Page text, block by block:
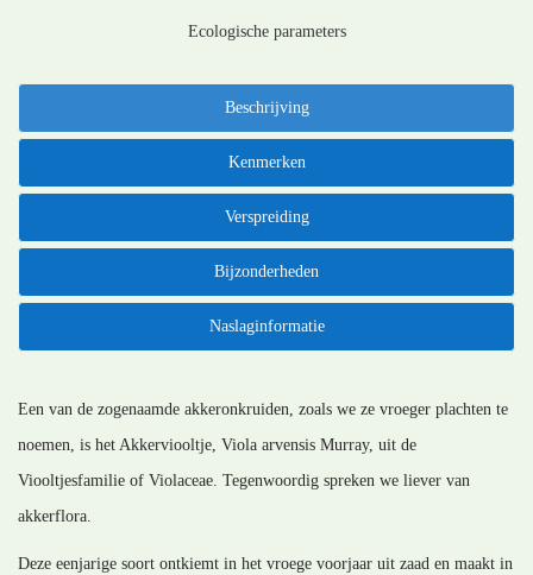
Ecologische parameters
Beschrijving
Kenmerken
Verspreiding
Bijzonderheden
Naslaginformatie
Een van de zogenaamde akkeronkruiden, zoals we ze vroeger plachten te
noemen, is het Akkerviooltje, Viola arvensis Murray, uit de
Viooltjesfamilie of Violaceae. Tegenwoordig spreken we liever van
akkerflora.
Deze eenjarige soort ontkiemt in het vroege voorjaar uit zaad en maakt in